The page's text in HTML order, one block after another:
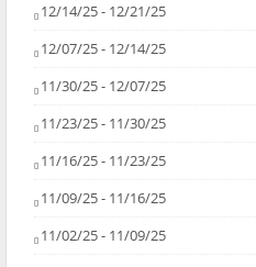
12/14/25 - 12/21/25
12/07/25 - 12/14/25
11/30/25 - 12/07/25
11/23/25 - 11/30/25
11/16/25 - 11/23/25
11/09/25 - 11/16/25
11/02/25 - 11/09/25